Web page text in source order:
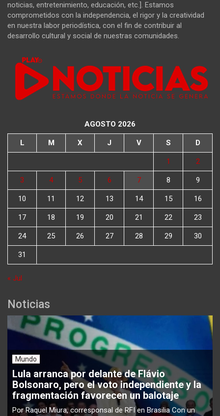
noticias, entretenimiento, educación, etc.]. Estamos
comprometidos con la independencia, el rigor y la creatividad
en nuestra labor periodística, con el fin de contribuir al
desarrollo cultural y social de nuestras comunidades.
AGOSTO 2026
L M X J V S D
1 2
3 4 5 6 7 8 9
10 11 12 13 14 15 16
17 18 19 20 21 22 23
24 25 26 27 28 29 30
31
« Jul
Noticias
Mundo
Lula arranca por delante de Flávio
Bolsonaro, pero el voto independiente y la
fragmentación favorecen un balotaje
Por Raquel Miura, corresponsal de RFI en Brasilia Con un